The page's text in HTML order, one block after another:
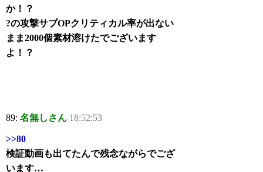
か！？
?の攻撃サブOPクリティカル率が出ない
まま2000個素材溶けたでございます
よ！？
89:名無しさん 18:52:53
>>80
検証動画も出てたんで残念ながらでござ
います…